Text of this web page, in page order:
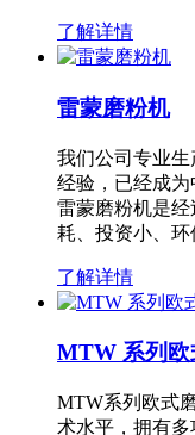
了解详情
雷蒙磨粉机
我们公司专业
经验，已经成为
雷蒙磨粉机是
耗、投资小、
了解详情
MTW 系列欧
MTW系列欧式
术水平，拥有